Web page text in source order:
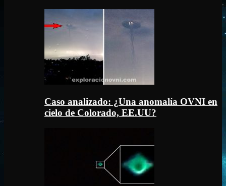
Caso analizado: ¿Una anomalía OVNI en
cielo de Colorado, EE.UU?